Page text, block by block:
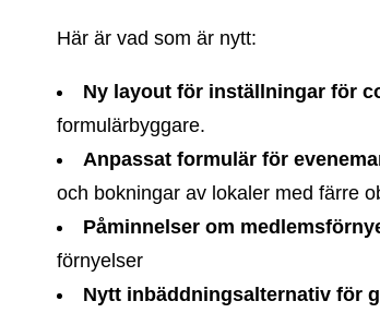
Här är vad som är nytt:
Ny layout för inställningar för
formulärbyggare.
Anpassat formulär för
och bokningar av lokaler med färre
Påminnelser om
förnyelser
Nytt inbäddningsalternativ för